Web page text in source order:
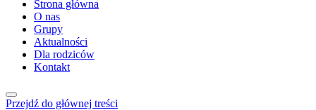
Strona główna
O nas
Grupy
Aktualności
Dla rodziców
Kontakt
Przejdź do głównej treści